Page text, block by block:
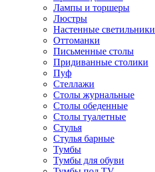
Лампы и торшеры
Люстры
Настенные светильники
Оттоманки
Письменные столы
Придиванные столики
Пуф
Стеллажи
Столы журнальные
Столы обеденные
Столы туалетные
Стулья
Стулья барные
Тумбы
Тумбы для обуви